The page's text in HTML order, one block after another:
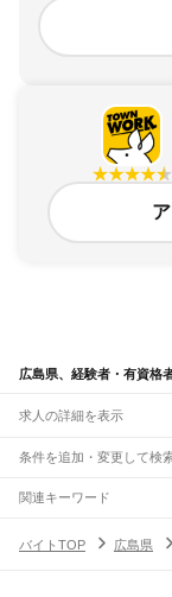
広島県、経験者・有資格
求人の詳細を表示
条件を追加・変更して検
市区町村を追加・変更
広島県すべて
駅を追加・変更
関連キーワード
広島県 広島市 中卒歓迎
バイトTOP 広島県